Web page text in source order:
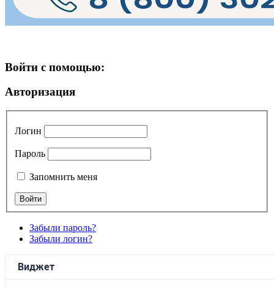
Войти с помощью:
Авторизация
Логин
Пароль
Запомнить меня
Забыли пароль?
Забыли логин?